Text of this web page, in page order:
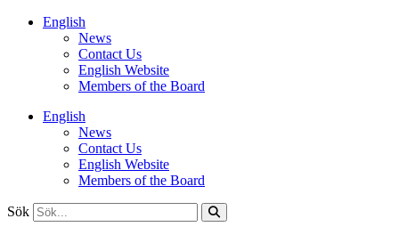
HoppaEnglish
News
Contact Us
English Website
Members of the Board
English
News
Contact Us
English Website
Members of the Board
Sök